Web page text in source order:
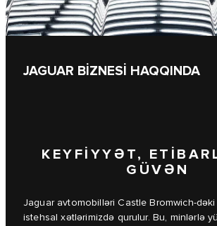
JAGUAR BİZNESİ HAQQINDA
KEYFİYYƏT,
GÜVƏN
Jaguar avtomobilləri Castle Bromwich-
istehsal xətlərimizdə qurulur. Bu, minlərlə